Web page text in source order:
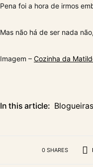
Pena foi a hora de irmos
Mas não há de ser nada
Imagem – Cozinha da
In this article:
0 SHARES